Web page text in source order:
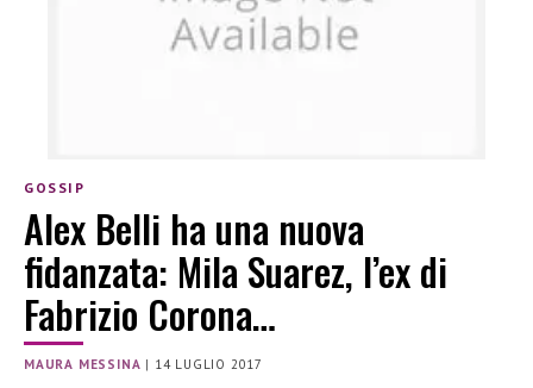
GOSSIP
Alex Belli ha una nuova
fidanzata: Mila Suarez, l’ex di
Fabrizio Corona…
MAURA MESSINA | 14 LUGLIO 2017